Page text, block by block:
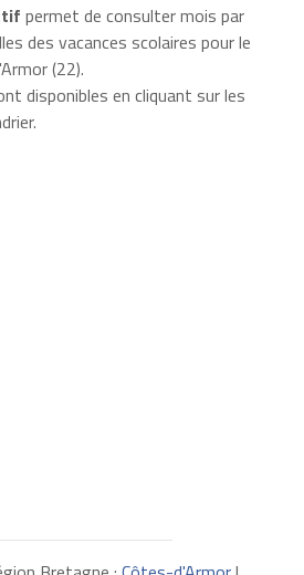
permet de consulter mois par
des vacances scolaires pour le
(22).
disponibles en cliquant sur les